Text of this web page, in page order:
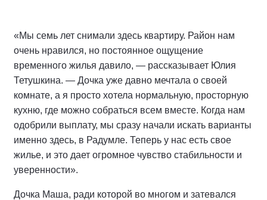
«Мы семь лет снимали здесь квартиру. Район нам
очень нравился, но постоянное ощущение
временного жилья давило, — рассказывает Юлия
Тетушкина. — Дочка уже давно мечтала о своей
комнате, а я просто хотела нормальную, просторную
кухню, где можно собраться всем вместе. Когда нам
одобрили выплату, мы сразу начали искать варианты
именно здесь, в Радумле. Теперь у нас есть свое
жилье, и это дает огромное чувство стабильности и
уверенности».
Дочка Маша, ради которой во многом и затевался